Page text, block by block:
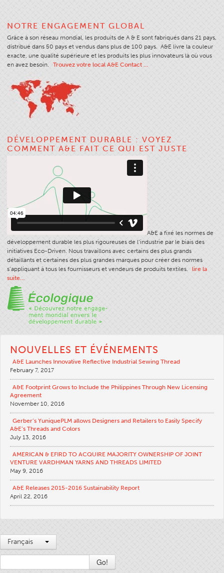
Vue D'ensemble
Sélection Fil
Fin Marchés Utilisation
Type De Produit Cousu
Stitches And Seams
Taille Du Filetage
Tableau Apparel
Tableau Des Filaments
Taille De Fil
Poids Du Tissu
Education Fil
Sciences Fil
Ateliers
Logic Fil
Glossaire
Consommation Fil
Bulletins Techniques
Vêtements
Textiles Tech
Broderie
Tableau De Conversion
Contacter
Contactez-Nous
Carrières
NOTRE ENGAGEMENT GLOBAL
Grâce à son réseau mondial, les produits de A & E sont fabriqués dans 21 pays,
distribué dans 50 pays et vendus dans plus de 100 pays. A&E livre la couleur
exacte, une qualité supérieure et les produits les plus innovateurs là où vous
en avez besoin.
Trouvez votre local A&E Contact …
DÉVELOPPEMENT DURABLE : VOYEZ
COMMENT A&E FAIT CE QUI EST JUSTE
A&E a fixé les normes de
développement durable les plus rigoureuses de l’industrie par le biais des
initiatives Eco-Driven. Nous travaillons avec certains des plus grands
détaillants et certaines des plus grandes marques pour créer des normes
s’appliquant à tous les fournisseurs et vendeurs de produits textiles.
lire la
suite…
NOUVELLES ET ÉVÉNEMENTS
A&E Launches Innovative Reflective Industrial Sewing Thread
February 7, 2017
A&E Footprint Grows to Include the Philippines Through New Licensing
Agreement
November 10, 2016
Gerber’s YuniquePLM allows Designers and Retailers to Easily Specify
A&E’s Threads and Colors
July 13, 2016
AMERICAN & EFIRD TO ACQUIRE MAJORITY OWNERSHIP OF JOINT
VENTURE VARDHMAN YARNS AND THREADS LIMITED
May 9, 2016
A&E Releases 2015-2016 Sustainability Report
April 22, 2016
Français
Go!